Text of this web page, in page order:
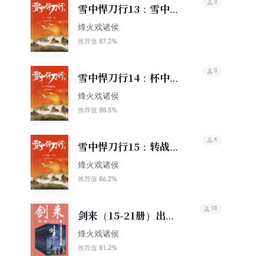
雪中悍刀行13：雪中斩
天龙
烽火戏诸侯
推荐值 87.2%
3
雪中悍刀行14：杯中起
涟漪
烽火戏诸侯
推荐值 88.5%
3
雪中悍刀行15：转战三
千里
烽火戏诸侯
推荐值 86.2%
4
剑来（15-21册）出版
精校版
烽火戏诸侯
推荐值 81.2%
10